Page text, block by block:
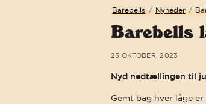
Barebells / Nyheder /
Barebells
25 OKTOBER, 2023
Nyd nedtællingen til
Gemt bag hver låge